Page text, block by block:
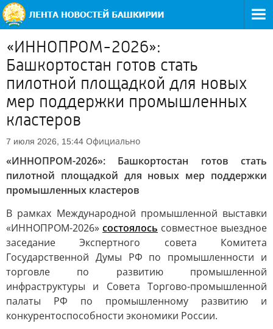
«ИННОПРОМ-2026»:
Башкортостан готов стать
пилотной площадкой для новых
мер поддержки промышленных
кластеров
7 июля 2026, 15:44 Официально
«ИННОПРОМ-2026»: Башкортостан готов стать
пилотной площадкой для новых мер поддержки
промышленных кластеров
В рамках Международной промышленной выставки
«ИННОПРОМ-2026» состоялось совместное выездное
заседание Экспертного совета Комитета
Государственной Думы РФ по промышленности и
торговле по развитию промышленной
инфраструктуры и Совета Торгово-промышленной
палаты РФ по промышленному развитию и
конкурентоспособности экономики России.